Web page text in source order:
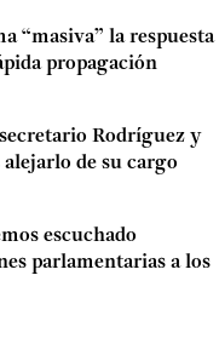
“masiva” la respuesta
propagación
Rodríguez y
de su cargo
escuchado
parlamentarias a los